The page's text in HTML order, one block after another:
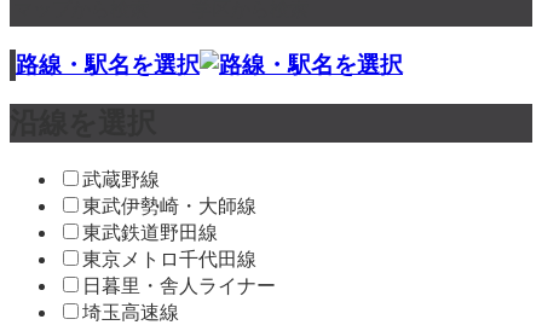
路線・駅名を選択
武蔵野線
東武伊勢崎・大師線
東武鉄道野田線
東京メトロ千代田線
日暮里・舎人ライナー
埼玉高速線